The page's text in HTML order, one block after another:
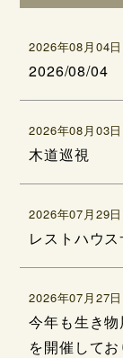
2026年08月04日
2026/08/04
2026年08月03日
木道巡視
2026年07月29日
レストハウ
2026年07月27日
今年も生き物
を開催してお